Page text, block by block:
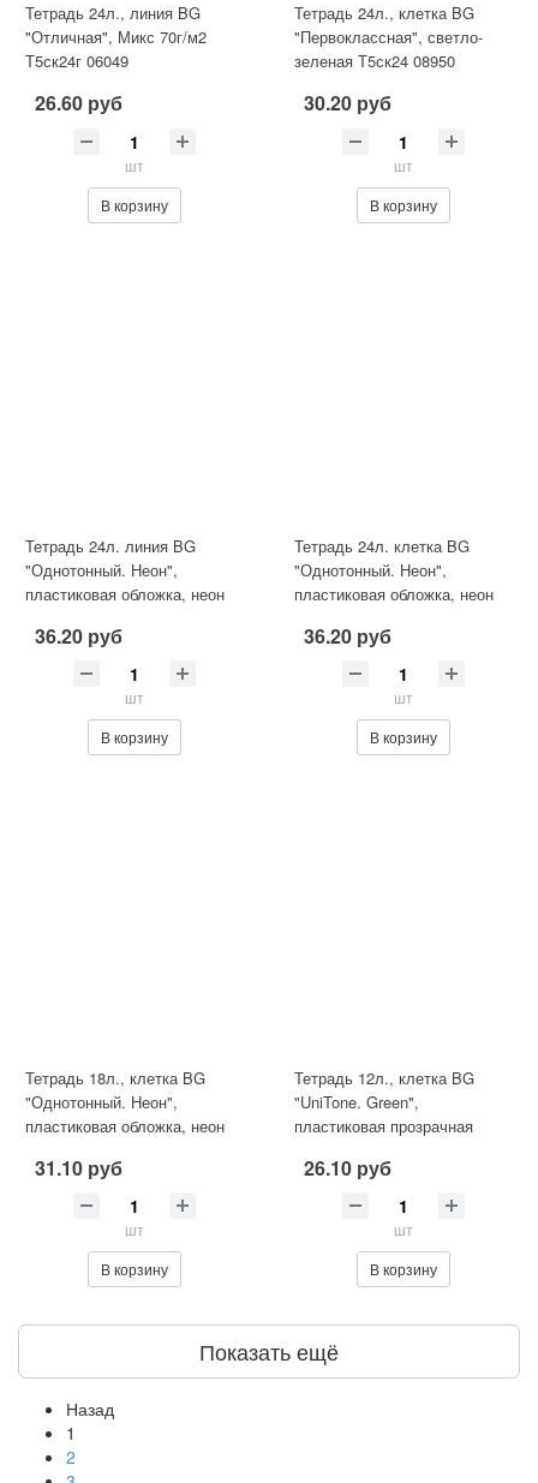
Тетрадь 24л., линия BG
"Отличная", Микс 70г/м2
Т5ск24г 06049
26.60 руб
шт
В корзину
Тетрадь 24л., клетка BG
"Первоклассная", светло-
зеленая Т5ск24 08950
30.20 руб
шт
В корзину
Тетрадь 24л. линия BG
"Однотонный. Неон",
пластиковая обложка, неон
36.20 руб
шт
В корзину
Тетрадь 24л. клетка BG
"Однотонный. Неон",
пластиковая обложка, неон
36.20 руб
шт
В корзину
Тетрадь 18л., клетка BG
"Однотонный. Неон",
пластиковая обложка, неон
31.10 руб
шт
В корзину
Тетрадь 12л., клетка BG
"UniTone. Green",
пластиковая прозрачная
26.10 руб
шт
В корзину
Показать ещё
Назад
1
2